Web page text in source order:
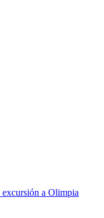
a Olimpia